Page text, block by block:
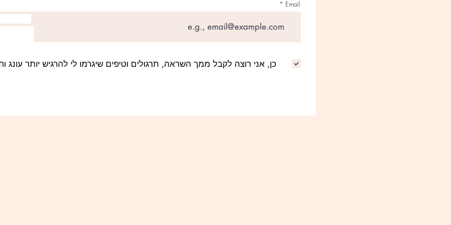
Email
כן, אני רוצה לקבל ממך השראה, תרגולים וטיפים שיגרמו לי להרגיש יותר עונג